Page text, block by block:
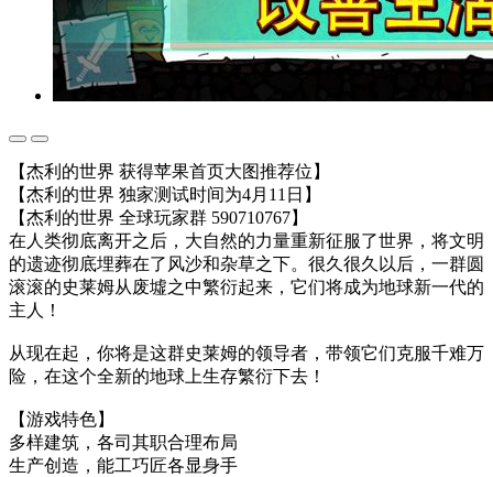
【杰利的世界 获得苹果首页大图推荐位】
【杰利的世界 独家测试时间为4月11日】
【杰利的世界 全球玩家群 590710767】
在人类彻底离开之后，大自然的力量重新征服了世界，将文明
的遗迹彻底埋葬在了风沙和杂草之下。很久很久以后，一群圆
滚滚的史莱姆从废墟之中繁衍起来，它们将成为地球新一代的
主人！
从现在起，你将是这群史莱姆的领导者，带领它们克服千难万
险，在这个全新的地球上生存繁衍下去！
【游戏特色】
多样建筑，各司其职合理布局
生产创造，能工巧匠各显身手